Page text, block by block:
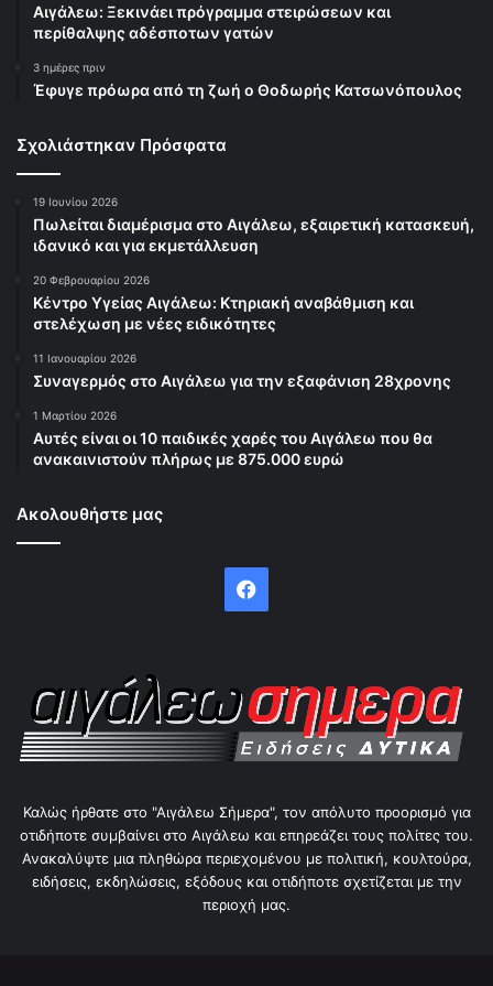
Αιγάλεω: Ξεκινάει πρόγραμμα στειρώσεων και
περίθαλψης αδέσποτων γατών
3 ημέρες πριν
Έφυγε πρόωρα από τη ζωή ο Θοδωρής Κατσωνόπουλος
Σχολιάστηκαν Πρόσφατα
19 Ιουνίου 2026
Πωλείται διαμέρισμα στο Αιγάλεω, εξαιρετική κατασκευή,
ιδανικό και για εκμετάλλευση
20 Φεβρουαρίου 2026
Κέντρο Υγείας Αιγάλεω: Κτηριακή αναβάθμιση και
στελέχωση με νέες ειδικότητες
11 Ιανουαρίου 2026
Συναγερμός στο Αιγάλεω για την εξαφάνιση 28χρονης
1 Μαρτίου 2026
Αυτές είναι οι 10 παιδικές χαρές του Αιγάλεω που θα
ανακαινιστούν πλήρως με 875.000 ευρώ
Ακολουθήστε μας
Facebook
Καλώς ήρθατε στο "Αιγάλεω Σήμερα", τον απόλυτο προορισμό για
οτιδήποτε συμβαίνει στο Αιγάλεω και επηρεάζει τους πολίτες του.
Ανακαλύψτε μια πληθώρα περιεχομένου με πολιτική, κουλτούρα,
ειδήσεις, εκδηλώσεις, εξόδους και οτιδήποτε σχετίζεται με την
περιοχή μας.